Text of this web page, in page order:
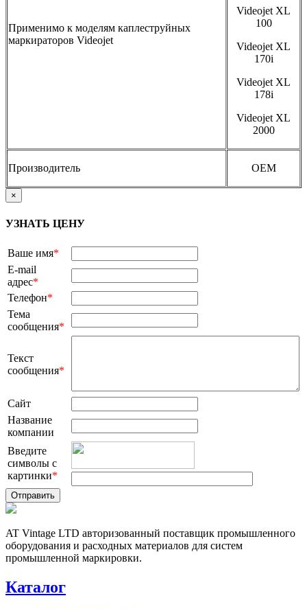
Применимо к моделям каплеструйных
маркираторов Videojet
Videojet XL
100
Videojet XL
170i
Videojet XL
178i
Videojet XL
2000
Производитель OEM
×
УЗНАТЬ ЦЕНУ
Ваше имя*
E-mail
адрес*
Телефон*
Тема
сообщения*
Текст
сообщения*
Сайт
Название
компании
Введите
символы с
картинки*
AT Vintage LTD авторизованный поставщик промышленного
оборудования и расходных материалов для систем
промышленной маркировки.
Каталог